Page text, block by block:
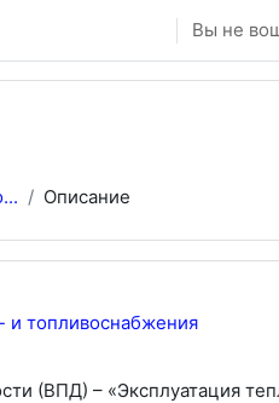
Вы не
Описание
и топливоснабжения
(ВПД) – «Эксплуатация